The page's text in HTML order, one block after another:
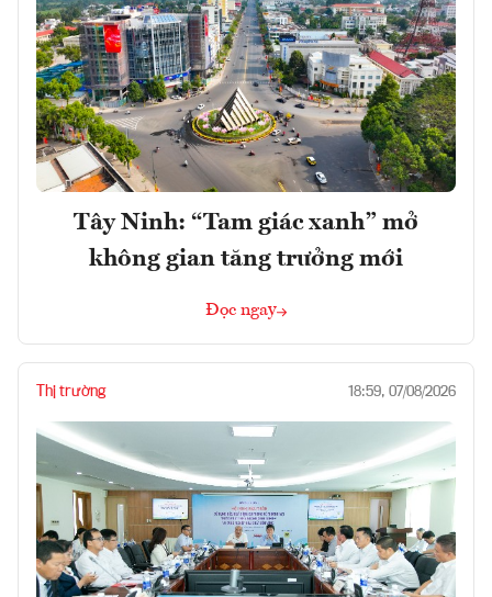
Tây Ninh: “Tam giác xanh” mở
không gian tăng trưởng mới
Đọc ngay
Thị trường 18:59, 07/08/2026